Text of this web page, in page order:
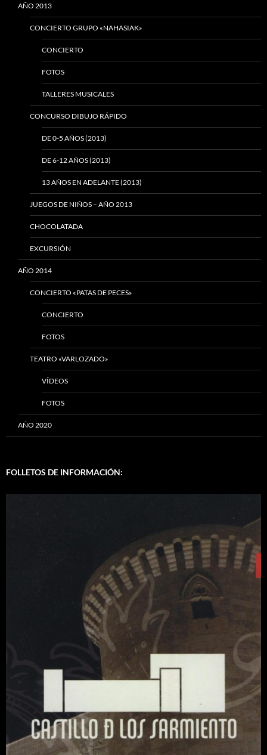
AÑO 2013
CONCIERTO GRUPO «NAHASIAK»
CONCIERTO
FOTOS
TALLERES MUSICALES
CONCURSO DIBUJO RÁPIDO
DE 0-5 AÑOS (2013)
DE 6-12 AÑOS (2013)
13 AÑOS EN ADELANTE (2013)
JUEGOS DE NIÑOS – AÑO 2013
CHOCOLATADA
EXCURSIÓN
AÑO 2014
CONCIERTO «PATAS DE PECES»
CONCIERTO
FOTOS
TEATRO «VARLOZADO»
VÍDEOS
FOTOS
AÑO 2020
FOLLETOS DE INFORMACIÓN: